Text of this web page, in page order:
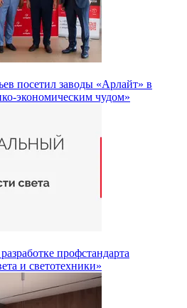
посетил заводы «Арлайт» в
экономическим чудом»
профстандарта
и светотехники»